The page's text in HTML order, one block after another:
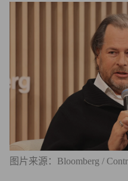
图片来源：Bloomberg /